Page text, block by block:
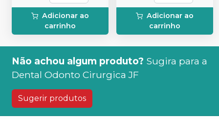
Adicionar ao
carrinho
Adicionar ao
carrinho
Não achou algum produto? Sugira para a
Dental Odonto Cirurgica JF
Sugerir produtos